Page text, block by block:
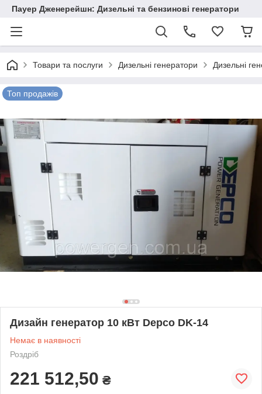
Пауер Дженерейшн: Дизельні та бензинові генератори
Товари та послуги Дизельні генератори Дизельні
Топ продажів
Дизайн генератор 10 кВт Depco DK-14
Немає в наявності
Роздріб
221 512,50 ₴